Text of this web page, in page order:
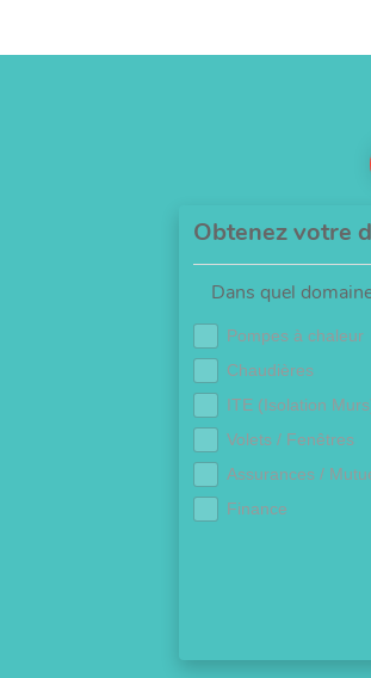
Obtenez votre
Dans quel
Pompes à chaleur
Chaudières
ITE (Isolation
Volets / Fenêtres
Assurances /
Finance